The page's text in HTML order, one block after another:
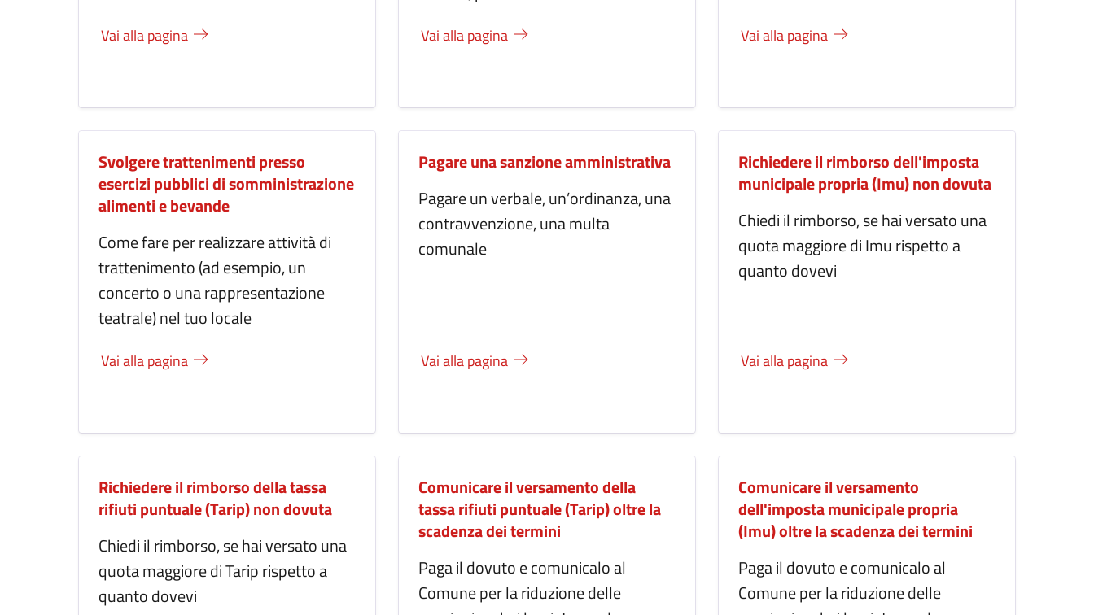
Vai alla pagina Vai alla pagina Vai alla pagina
Svolgere trattenimenti presso
esercizi pubblici di somministrazione
alimenti e bevande
Come fare per realizzare attività di
trattenimento (ad esempio, un
concerto o una rappresentazione
teatrale) nel tuo locale
Vai alla pagina
Pagare una sanzione amministrativa
Pagare un verbale, un’ordinanza, una
contravvenzione, una multa
comunale
Vai alla pagina
Richiedere il rimborso dell'imposta
municipale propria (Imu) non dovuta
Chiedi il rimborso, se hai versato una
quota maggiore di Imu rispetto a
quanto dovevi
Vai alla pagina
Richiedere il rimborso della tassa
rifiuti puntuale (Tarip) non dovuta
Chiedi il rimborso, se hai versato una
quota maggiore di Tarip rispetto a
quanto dovevi
Comunicare il versamento della
tassa rifiuti puntuale (Tarip) oltre la
scadenza dei termini
Paga il dovuto e comunicalo al
Comune per la riduzione delle
Comunicare il versamento
dell'imposta municipale propria
(Imu) oltre la scadenza dei termini
Paga il dovuto e comunicalo al
Comune per la riduzione delle